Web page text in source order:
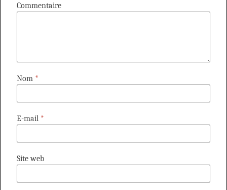
Commentaire
Nom *
E-mail *
Site web